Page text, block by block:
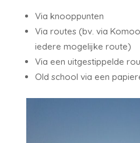
Via knooppunten
Via routes (bv. via
iedere mogelijke route)
Via een uitgestippelde
Old school via een